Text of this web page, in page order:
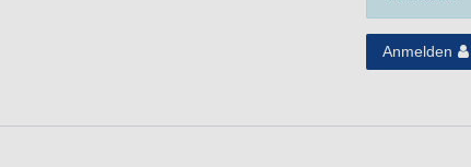
Anmelden